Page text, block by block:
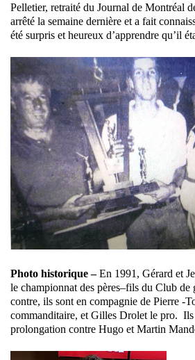
Pelletier, retraité du Journal de Montréal
arrêté la semaine dernière et a fait
été surpris et heureux d’apprendre qu’il
Photo historique –En 1991, Gérard et
le championnat des pères–fils du Club
contre, ils sont en compagnie de Pierre -
commanditaire, et Gilles Drolet le pro. Ils
prolongation contre Hugo et Martin